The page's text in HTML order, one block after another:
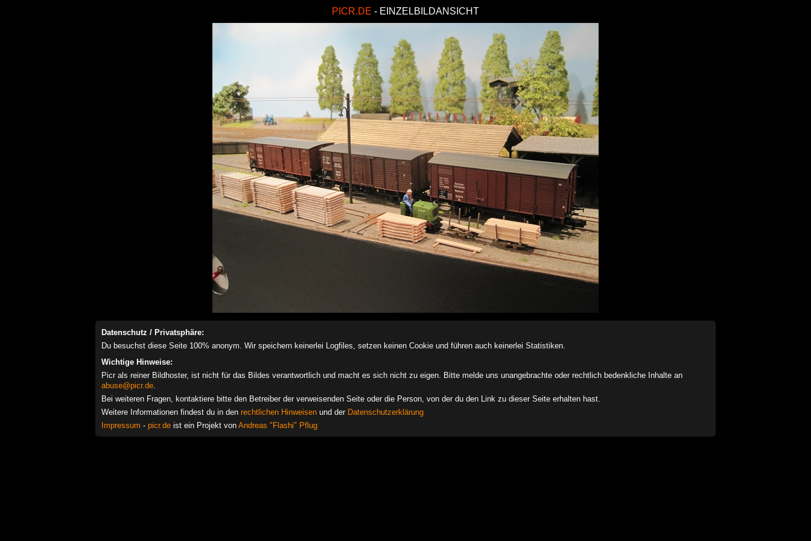
PICR.DE - EINZELBILDANSICHT
Datenschutz / Privatsphäre:
Du besuchst diese Seite 100% anonym. Wir speichern keinerlei Logfiles, setzen keinen Cookie und führen auch keinerlei Statistiken.
Wichtige Hinweise:
Picr als reiner Bildhoster, ist nicht für das Bildes verantwortlich und macht es sich nicht zu eigen. Bitte melde uns unangebrachte oder rechtlich bedenkliche Inhalte an
abuse@picr.de.
Bei weiteren Fragen, kontaktiere bitte den Betreiber der verweisenden Seite oder die Person, von der du den Link zu dieser Seite erhalten hast.
Weitere Informationen findest du in den rechtlichen Hinweisen und der Datenschutzerklärung
Impressum - picr.de ist ein Projekt von Andreas "Flashi" Pflug